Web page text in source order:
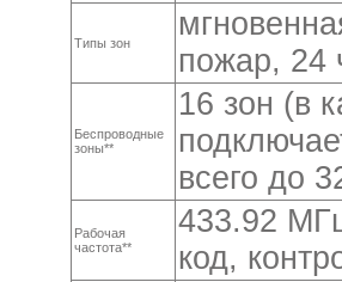
Типы зон
пожар, 24
Беспроводные
зоны**
16 зон (в
всего до
Рабочая
частота**
433.92
код,